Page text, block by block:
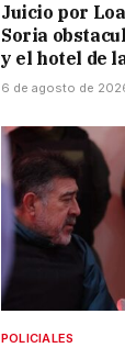
Juicio por
Soria
y el hotel de
6 de agosto de
POLICIALES